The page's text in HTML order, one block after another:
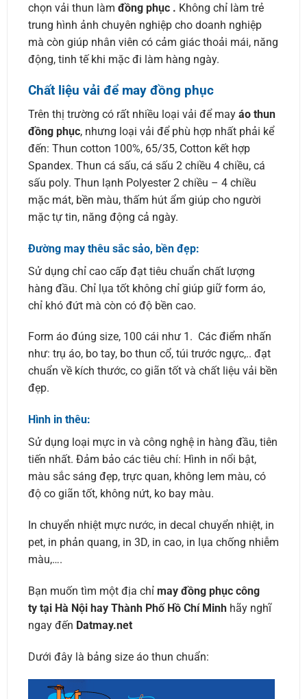
chọn vải thun làm đồng phục . Không chỉ làm trẻ
trung hình ảnh chuyên nghiệp cho doanh nghiệp
mà còn giúp nhân viên có cảm giác thoải mái, năng
động, tinh tế khi mặc đi làm hàng ngày.
Chất liệu vải để may đồng phục
Trên thị trường có rất nhiều loại vải để may áo thun
đồng phục, nhưng loại vải để phù hợp nhất phải kể
đến: Thun cotton 100%, 65/35, Cotton kết hợp
Spandex. Thun cá sấu, cá sấu 2 chiều 4 chiều, cá
sấu poly. Thun lạnh Polyester 2 chiều – 4 chiều
mặc mát, bền màu, thấm hút ẩm giúp cho người
mặc tự tin, năng động cả ngày.
Đường may thêu sắc sảo, bền đẹp:
Sử dụng chỉ cao cấp đạt tiêu chuẩn chất lượng
hàng đầu. Chỉ lụa tốt không chỉ giúp giữ form áo,
chỉ khó đứt mà còn có độ bền cao.
Form áo đúng size, 100 cái như 1. Các điểm nhấn
như: trụ áo, bo tay, bo thun cổ, túi trước ngực,.. đạt
chuẩn về kích thước, co giãn tốt và chất liệu vải bền
đẹp.
Hình in thêu:
Sử dụng loại mực in và công nghệ in hàng đầu, tiên
tiến nhất. Đảm bảo các tiêu chí: Hình in nổi bật,
màu sắc sáng đẹp, trực quan, không lem màu, có
độ co giãn tốt, không nứt, ko bay màu.
In chuyển nhiệt mực nước, in decal chuyển nhiệt, in
pet, in phản quang, in 3D, in cao, in lụa chống nhiễm
màu,….
Bạn muốn tìm một địa chỉ may đồng phục công
ty tại Hà Nội hay Thành Phố Hồ Chí Minhhãy nghĩ
ngay đến Datmay.net
Dưới đây là bảng size áo thun chuẩn: